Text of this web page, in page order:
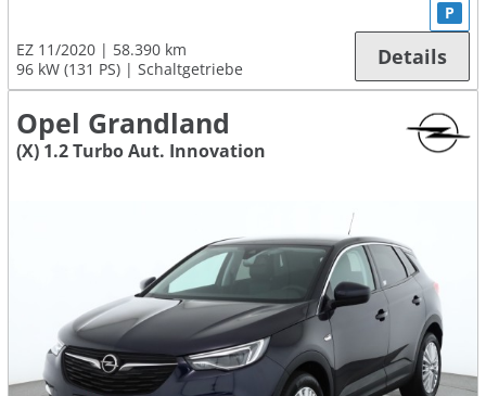
EZ 11/2020
58.390 km
96 kW (131 PS)
Schaltgetriebe
P
Details
Opel Grandland
(X) 1.2 Turbo Aut. Innovation